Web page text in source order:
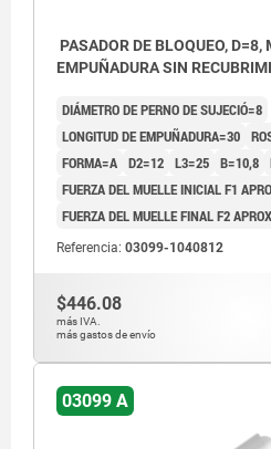
PASADOR DE BLOQUEO,
EMPUÑADURA SIN
DIÁMETRO DE PERNO DE SUJECIÓ=8
LONGITUD DE EMPUÑADURA=30
FORMA=A D2=12 L3=25 B=10,8
FUERZA DEL MUELLE INICIAL F1
FUERZA DEL MUELLE FINAL F2
Referencia: 03099-1040812
$446.08
más IVA.
más gastos de envío
03099 A